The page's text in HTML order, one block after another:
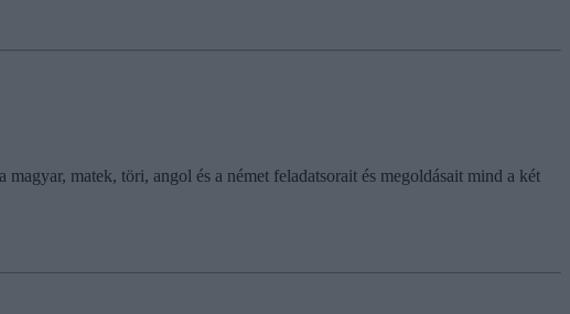
matek, töri, angol és a német feladatsorait és megoldásait mind a két